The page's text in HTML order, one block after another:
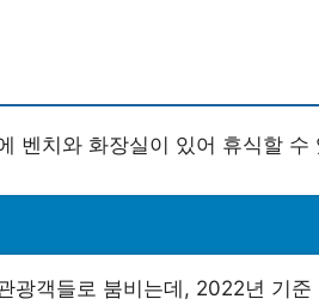
벤치와 화장실이 있어 휴식할
광객들로 붐비는데, 2022년 기